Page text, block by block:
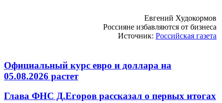
Евгений Худокормов
Россияне избавляются от бизнеса
Источник: Российская газета
Официальный курс евро и доллара на
05.08.2026 растет
Глава ФНС Д.Егоров рассказал о первых итогах